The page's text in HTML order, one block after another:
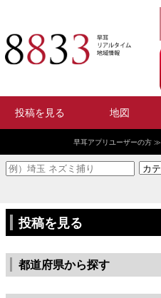
投稿を見る 地図
早耳アプリユーザーの方 ≫
投稿を見る
都道府県から探す